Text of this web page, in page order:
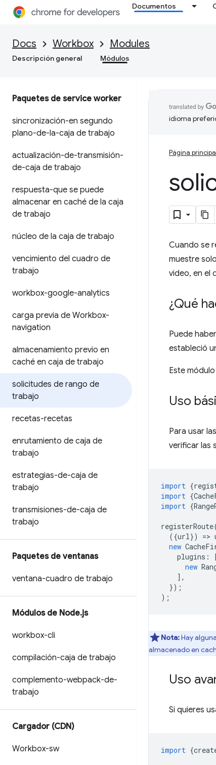
Documentos
Docs Workbox Modules
Descripción general Módulos
Paquetes de service worker
sincronización-en segundo
plano-de-la-caja de trabajo
actualización-de-transmisión-
de-caja de trabajo
respuesta-que se puede
almacenar en caché de la caja
de trabajo
núcleo de la caja de trabajo
vencimiento del cuadro de
trabajo
workbox-google-analytics
carga previa de Workbox-
navigation
almacenamiento previo en
caché en caja de trabajo
solicitudes de rango de
trabajo
recetas-recetas
enrutamiento de caja de
trabajo
estrategias-de-caja de
trabajo
transmisiones-de-caja de
trabajo
Paquetes de ventanas
ventana-cuadro de trabajo
Módulos de Node.js
workbox-cli
compilación-caja de trabajo
complemento-webpack-de-
trabajo
Cargador (CDN)
Workbox-sw
idioma
Página
Cuando se
muestre
video, en el
¿Qué
Puede
estableció
Este
Uso
Para usar
verificar las
import {
import {
import {
registerRoute
({url}) =>
new
plugins :
new
],
});
);
Nota:Hay
almacenado en
Uso
Si quieres
import {